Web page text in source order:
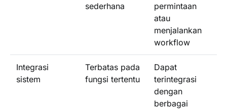
sederhana
permintaan
atau
menjalankan
workflow
Integrasi
sistem
Terbatas pada
fungsi tertentu
Dapat
terintegrasi
dengan
berbagai